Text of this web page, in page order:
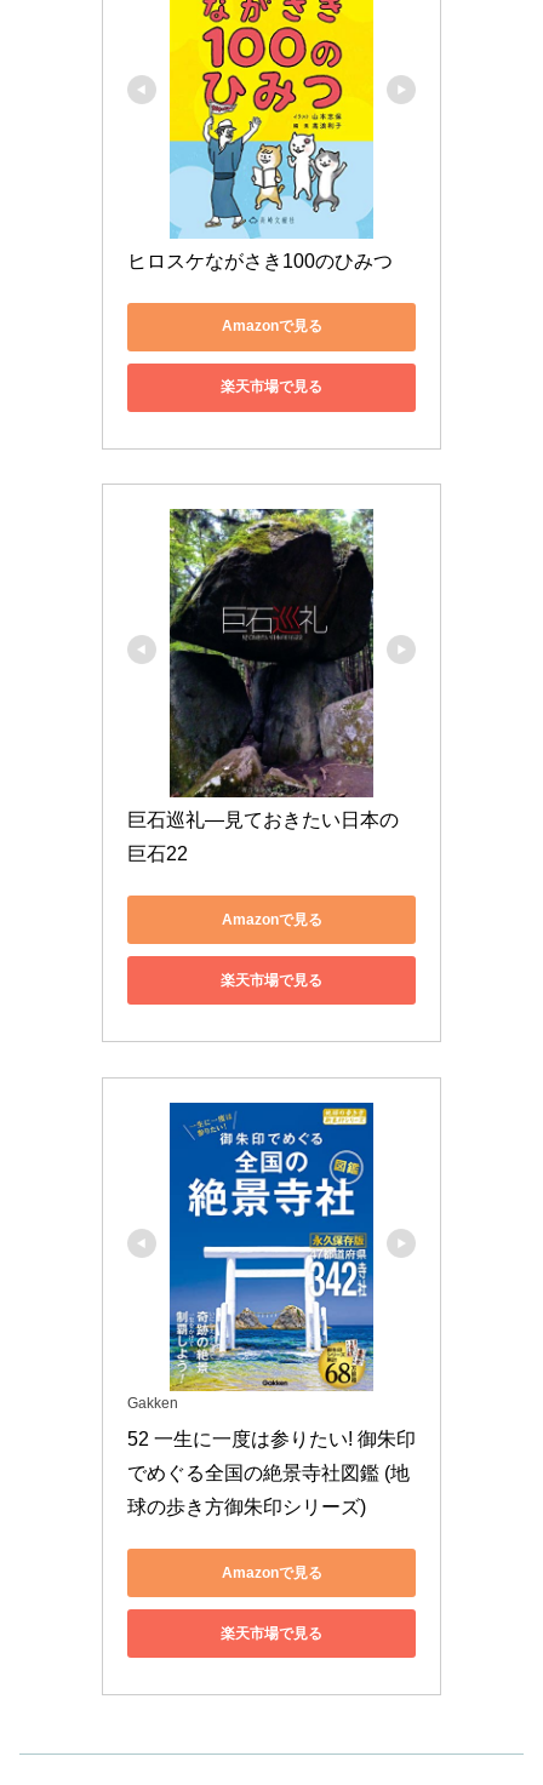
ヒロスケながさき100のひみつ
Amazonで見る
楽天市場で見る
巨石巡礼―見ておきたい日本の
巨石22
Amazonで見る
楽天市場で見る
Gakken
52 一生に一度は参りたい! 御朱印
でめぐる全国の絶景寺社図鑑 (地
球の歩き方御朱印シリーズ)
Amazonで見る
楽天市場で見る